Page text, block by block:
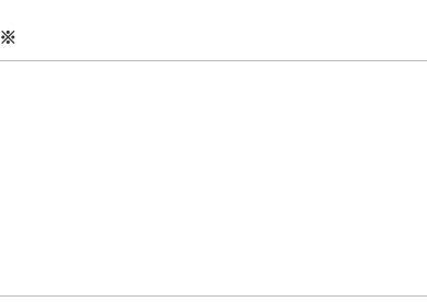
※